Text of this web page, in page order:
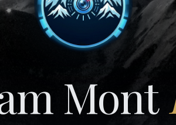
Mont